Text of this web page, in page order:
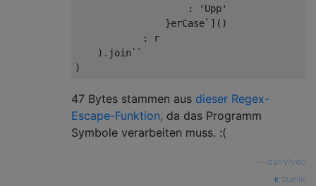
                    : 'Upp'
                }erCase`]()
            : r
    ).join``
47 Bytes stammen aus dieser Regex-
Escape-Funktion, da das Programm
Symbole verarbeiten muss. :(
darrylyeo
quelle